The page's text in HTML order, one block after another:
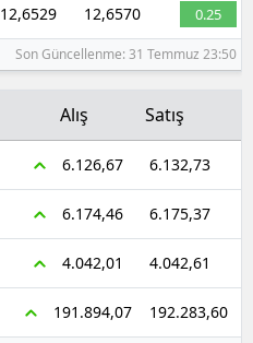
12,6529 12,6570 0.25
Son Güncellenme: 31 Temmuz 23:50
Alış Satış
6.126,67 6.132,73
6.174,46 6.175,37
4.042,01 4.042,61
191.894,07 192.283,60